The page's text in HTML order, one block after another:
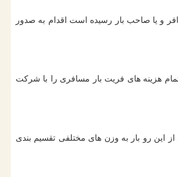
و یا صاحب بار رسیده است اقدام به صدور
هزینه های فریت بار مسافری را با شرکت
این رو بار به وزن های مختلفی تقسیم بندی